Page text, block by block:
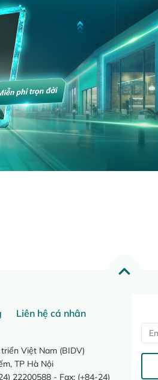
Liên hệ cá nhân
Việt Nam (BIDV)
TP Hà Nội
22200588 - Fax: (+84-24)